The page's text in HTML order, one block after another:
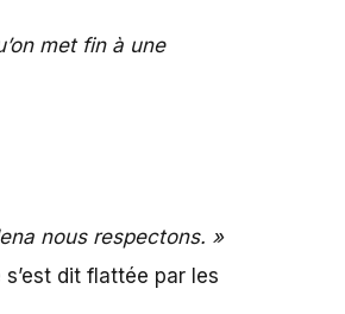
met fin à une
nous respectons. »
dit flattée par les